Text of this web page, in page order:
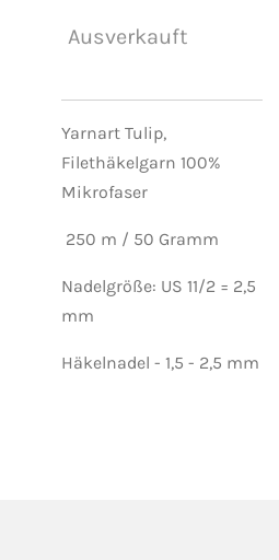
Ausverkauft
Yarnart Tulip,
Filethäkelgarn 100%
Mikrofaser
250 m / 50 Gramm
Nadelgröße: US 11/2 = 2,5
mm
Häkelnadel - 1,5 - 2,5 mm